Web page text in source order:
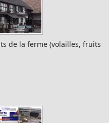
de la ferme (volailles, fruits